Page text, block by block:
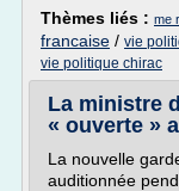
Thèmes liés : me
francaise / vie
vie politique chirac
La ministre
« ouverte »
La nouvelle
auditionnée